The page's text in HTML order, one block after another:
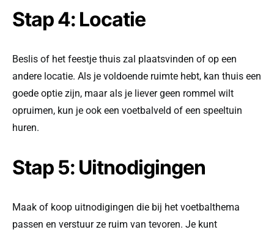
Stap 4: Locatie
Beslis of het feestje thuis zal plaatsvinden of op een
andere locatie. Als je voldoende ruimte hebt, kan thuis een
goede optie zijn, maar als je liever geen rommel wilt
opruimen, kun je ook een voetbalveld of een speeltuin
huren.
Stap 5: Uitnodigingen
Maak of koop uitnodigingen die bij het voetbalthema
passen en verstuur ze ruim van tevoren. Je kunt